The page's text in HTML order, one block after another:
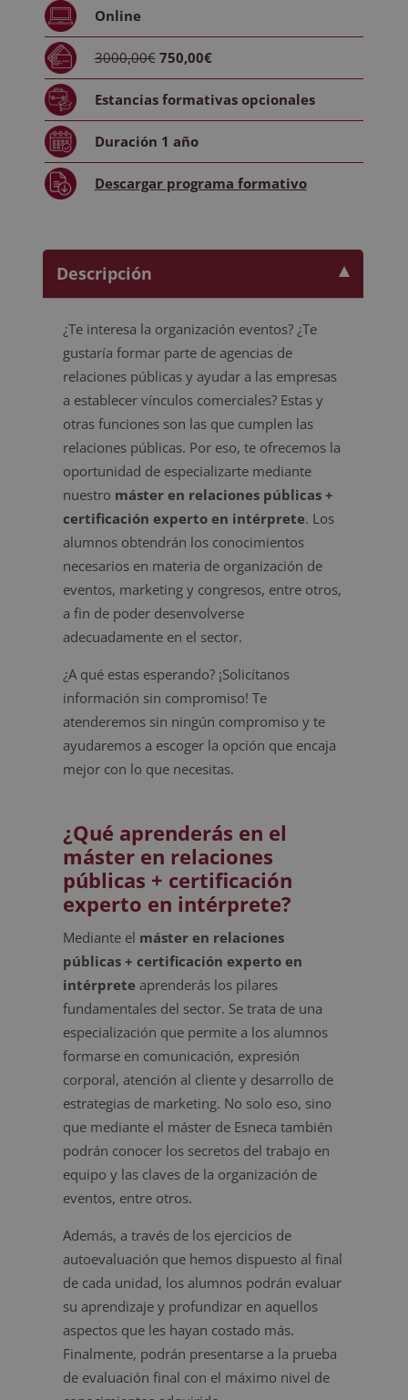
Intérprete
Doble
cantidad
Online
3000,00€ 750,00€
Estancias formativasopcionales
Duración 1 año
Descargar programa formativo
Descripción
¿Te interesa la organización eventos? ¿Te
gustaría formar parte de agencias de
relaciones públicas y ayudar a las empresas
a establecer vínculos comerciales? Estas y
otras funciones son las que cumplen las
relaciones públicas. Por eso, te ofrecemos la
oportunidad de especializarte mediante
nuestro máster en relaciones públicas +
certificación experto en intérprete. Los
alumnos obtendrán los conocimientos
necesarios en materia de organización de
eventos, marketing y congresos, entre otros,
a fin de poder desenvolverse
adecuadamente en el sector.
¿A qué estas esperando? ¡Solicítanos
información sin compromiso! Te
atenderemos sin ningún compromiso y te
ayudaremos a escoger la opción que encaja
mejor con lo que necesitas.
¿Qué aprenderás en el
máster en relaciones
públicas + certificación
experto en intérprete?
Mediante el máster en relaciones
públicas + certificación experto en
intérprete aprenderás los pilares
fundamentales del sector. Se trata de una
especialización que permite a los alumnos
formarse en comunicación, expresión
corporal, atención al cliente y desarrollo de
estrategias de marketing. No solo eso, sino
que mediante el máster de Esneca también
podrán conocer los secretos del trabajo en
equipo y las claves de la organización de
eventos, entre otros.
Además, a través de los ejercicios de
autoevaluación que hemos dispuesto al final
de cada unidad, los alumnos podrán evaluar
su aprendizaje y profundizar en aquellos
aspectos que les hayan costado más.
Finalmente, podrán presentarse a la prueba
de evaluación final con el máximo nivel de